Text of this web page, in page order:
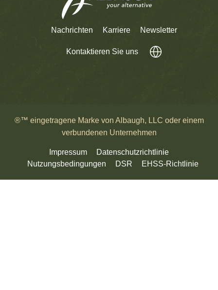
Nachrichten Karriere Newsletter
Kontaktieren Sie uns
®™ eingetragene Marke von Albaugh, LLC oder einem
verbundenen Unternehmen
Impressum
Datenschutzrichtlinie
Nutzungsbedingungen
DSR EHSS-Richtlinie